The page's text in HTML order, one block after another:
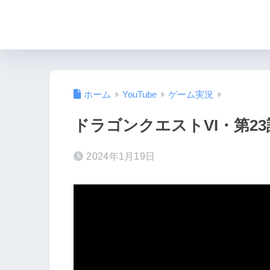
ホーム YouTube ゲーム実況
ドラゴンクエストVI・第23
2024年1月19日